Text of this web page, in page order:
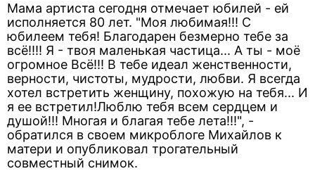
Мама артиста сегодня отмечает юбилей - ей
исполняется 80 лет. "Моя любимая!!! С
юбилеем тебя! Благодарен безмерно тебе за
всё!!!! Я - твоя маленькая частица... А ты - моё
огромное Всё!!! В тебе идеал женственности,
верности, чистоты, мудрости, любви. Я всегда
хотел встретить женщину, похожую на тебя... И
я ее встретил!Люблю тебя всем сердцем и
душой!!! Многая и благая тебе лета!!!", -
обратился в своем микроблоге Михайлов к
матери и опубликовал трогательный
совместный снимок.